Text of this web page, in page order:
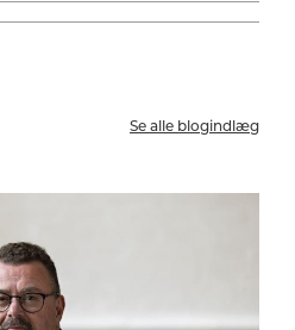
Se alle blogindlæg